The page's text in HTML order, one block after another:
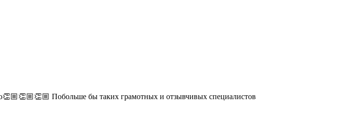
Побольше бы таких грамотных и отзывчивых специалистов